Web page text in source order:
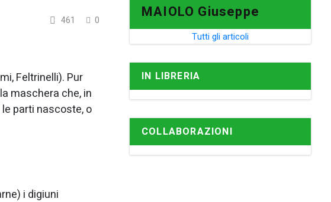
461 0
Feltrinelli). Pur
maschera che, in
parti nascoste, o
i digiuni
MAIOLO Giuseppe
Tutti gli articoli
IN LIBRERIA
COLLABORAZIONI